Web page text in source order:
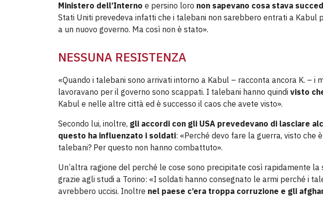
Ministero dell’Interno e persino loro non sapevano cosa stava
Stati Uniti prevedeva infatti che i talebani non sarebbero entrati a Kabul
a un nuovo governo. Ma così non è stato».
NESSUNA RESISTENZA
«Quando i talebani sono arrivati intorno a Kabul – racconta ancora K. – i
lavoravano per il governo sono scappati. I talebani hanno quindi visto
Kabul e nelle altre città ed è successo il caos che avete visto».
Secondo lui, inoltre, gli accordi con gli USA prevedevano di lasciare
questo ha influenzato i soldati: «Perché devo fare la guerra, visto che
talebani? Per questo non hanno combattuto».
Un’altra ragione del perché le cose sono precipitate così rapidamente la
grazie agli studi a Torino: «I soldati hanno consegnato le armi perché i
avrebbero uccisi. Inoltre nel paese c’era troppa corruzione e gli